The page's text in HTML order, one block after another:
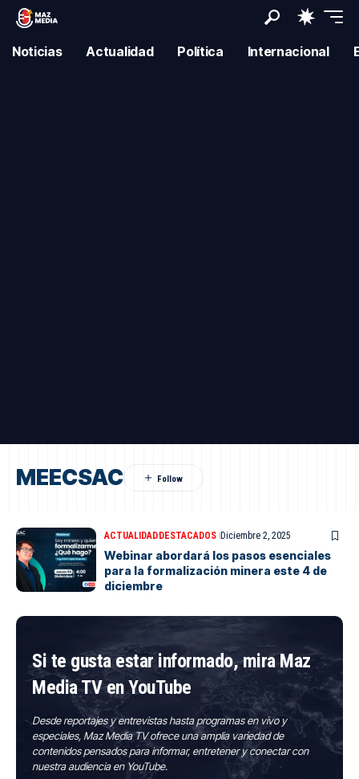
Noticias Actualidad Política Internacional
MEECSAC
ACTUALIDADDESTACADOS Diciembre 2, 2025
Webinar abordará los pasos esenciales
para la formalización minera este 4 de
diciembre
Si te gusta estar informado, mira Maz
Media TV en YouTube
Desde reportajes y entrevistas hasta programas en vivo y
especiales, Maz Media TV ofrece una amplia variedad de
contenidos pensados para informar, entretener y conectar con
nuestra audiencia en YouTube.